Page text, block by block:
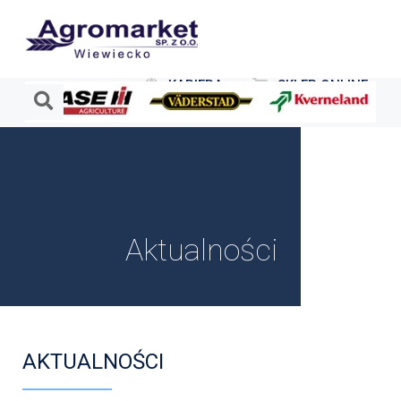
KARIERA SKLEP ONLINE
Aktualności
AKTUALNOŚCI